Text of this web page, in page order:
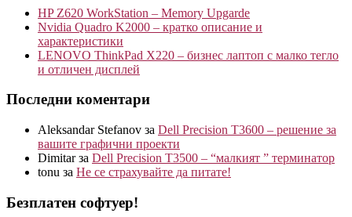
HP Z620 WorkStation – Memory Upgarde
Nvidia Quadro K2000 – кратко описание и
характеристики
LENOVO ThinkPad X220 – бизнес лаптоп с малко тегло
и отличен дисплей
Последни коментари
Aleksandar Stefanov за Dell Precision T3600 – решение за
вашите графични проекти
Dimitarза Dell Precision T3500 – “малкият ” терминатор
tonu за Не се страхувайте да питате!
Безплатен софтуер!